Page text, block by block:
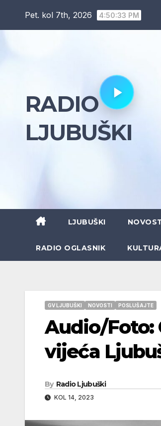
Pet. kol 7th, 2026 4:50:35 PM
RADIO
LJUBUŠKI
LJUBUŠKI
RADIO OGLASNIK
GV LJUBUŠKI NOVOSTI POSLUŠAJTE
Audio/Foto:
vijeća
By Radio Ljubuški
KOL 14, 2023